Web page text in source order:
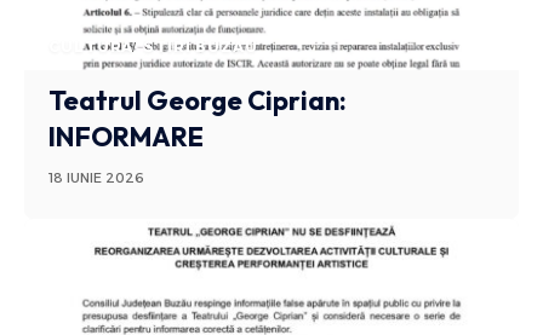
CULTURA STIRI BUZAU
Teatrul George Ciprian:
INFORMARE
18 IUNIE 2026